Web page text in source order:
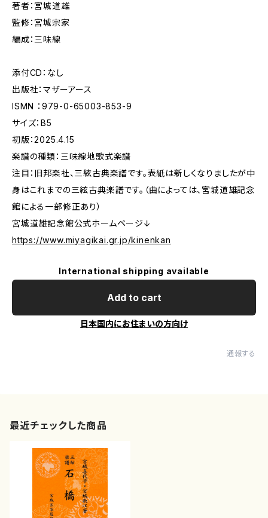
著者：宮城道雄
監修：宮城宗家
編成：三味線
添付CD：なし
出版社：マザーアース
ISMN ：979-0-65003-853-9
サイズ：B5
初版：2025.4.15
楽譜の種類：三味線地歌式楽譜
注目：旧邦楽社、三絃古典楽譜です。表紙は新しくなりましたが中
身はこれまでの三絃古典楽譜です。（曲によっては、宮城道雄記念
館による一部修正あり）
宮城道雄記念館公式ホームページ↓
https://www.miyagikai.gr.jp/kinenkan
International shipping available
Add to cart
日本国内にお住まいの方向け
通報する
最近チェックした商品